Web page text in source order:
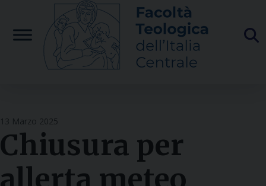
content
13 Marzo 2025
Chiusura per
allerta meteo